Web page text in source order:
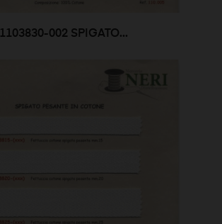
1103830-002 SPIGATO...